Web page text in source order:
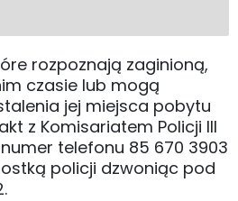
rozpoznają zaginioną,
czasie lub mogą
jej miejsca pobytu
z Komisariatem Policji III
telefonu 85 670 3903
policji dzwoniąc pod